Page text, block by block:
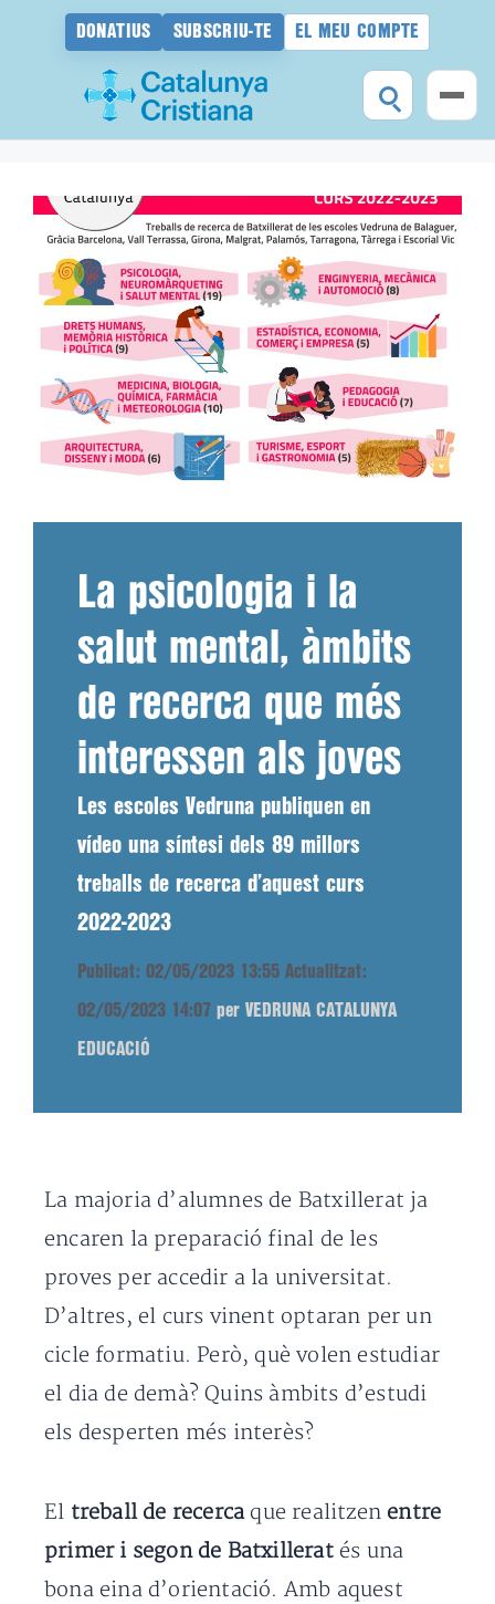
DONATIUS SUBSCRIU-TE EL MEU COMPTE
contingut
La psicologia i la
salut mental, àmbits
de recerca que més
interessen als joves
Les escoles Vedruna publiquen en
vídeo una síntesi dels 89 millors
treballs de recerca d’aquest curs
2022-2023
Publicat: 02/05/2023 13:55 Actualitzat:
02/05/2023 14:07 per VEDRUNA CATALUNYA
EDUCACIÓ
La majoria d’alumnes de Batxillerat ja
encaren la preparació final de les
proves per accedir a la universitat.
D’altres, el curs vinent optaran per un
cicle formatiu. Però, què volen estudiar
el dia de demà? Quins àmbits d’estudi
els desperten més interès?
El treball de recerca que realitzen entre
primer i segon de Batxillerat és una
bona eina d’orientació. Amb aquest